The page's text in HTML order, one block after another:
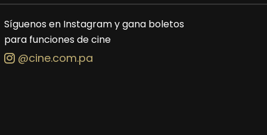
Síguenos en Instagram y gana boletos
para funciones de cine
@cine.com.pa